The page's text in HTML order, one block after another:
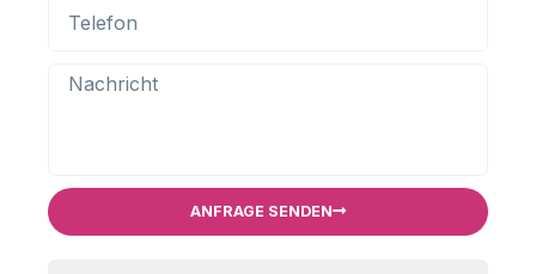
ANFRAGE SENDEN